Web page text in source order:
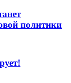
политики